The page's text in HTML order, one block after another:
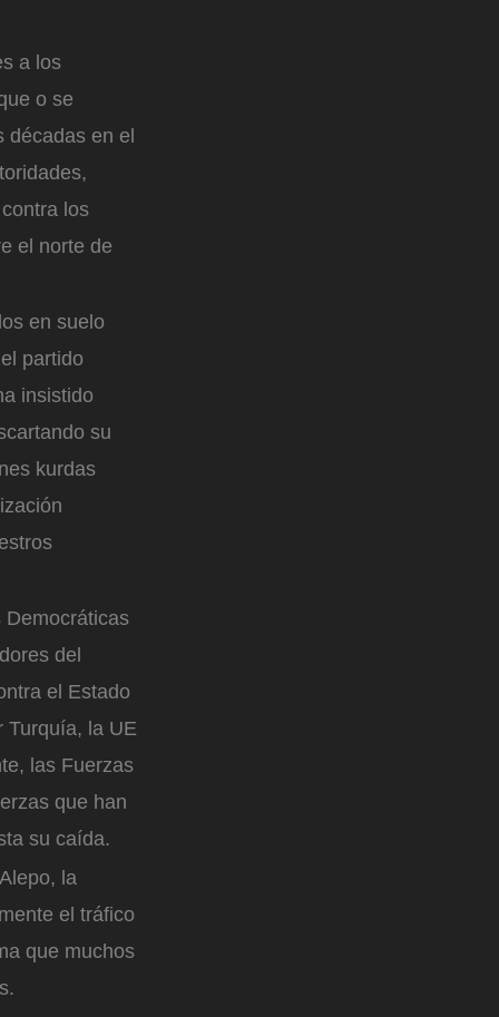
a los
o se
décadas en el
los
el norte de
en suelo
partido
insistido
su
kurdas
Democráticas
del
el Estado
Turquía, la UE
las Fuerzas
que han
su caída.
la
el tráfico
que muchos